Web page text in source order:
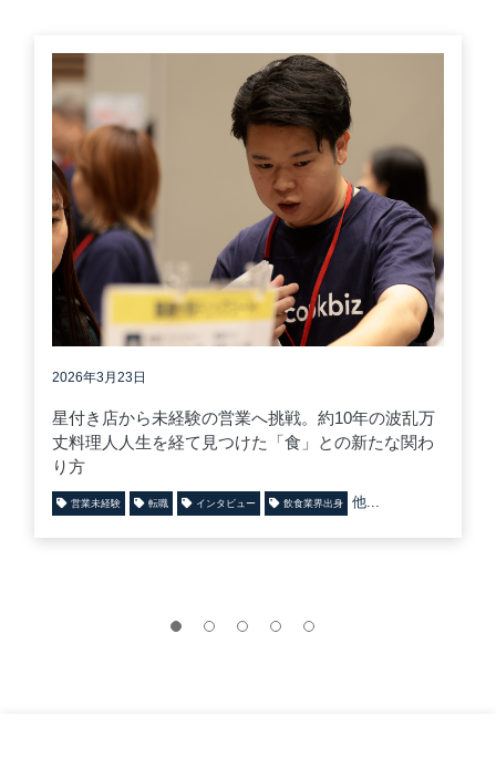
2026年3月23日
星付き店から未経験の営業へ挑戦。約10年の波乱万
丈料理人人生を経て見つけた「食」との新たな関わ
り方
営業未経験 転職 インタビュー 飲食業界出身 他...